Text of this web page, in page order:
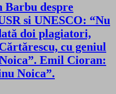
Barbu despre
si UNESCO: “Nu
doi plagiatori,
cu geniul
Emil Cioran:
Noica”.